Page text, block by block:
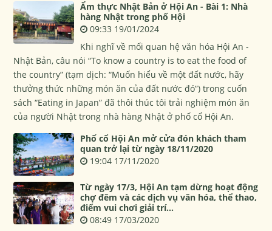
Ẩm thực Nhật Bản ở Hội An - Bài 1: Nhà
hàng Nhật trong phố Hội
09:33 19/01/2024
Khi nghĩ về mối quan hệ văn hóa Hội An -
Nhật Bản, câu nói “To know a country is to eat the food of
the country” (tạm dịch: “Muốn hiểu về một đất nước, hãy
thưởng thức những món ăn của đất nước đó”) trong cuốn
sách “Eating in Japan” đã thôi thúc tôi trải nghiệm món ăn
của người Nhật trong nhà hàng Nhật ở phố cổ Hội An.
Phố cổ Hội An mở cửa đón khách tham
quan trở lại từ ngày 18/11/2020
19:04 17/11/2020
Từ ngày 17/3, Hội An tạm dừng hoạt động
chợ đêm và các dịch vụ văn hóa, thể thao,
điểm vui chơi giải trí...
08:49 17/03/2020